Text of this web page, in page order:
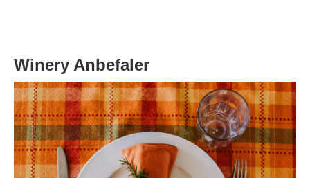
Winery Anbefaler